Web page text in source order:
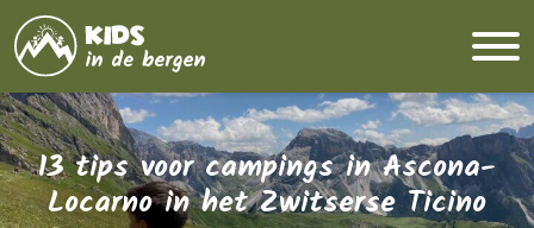
13 tips voor campings in Ascona-
Locarno in het Zwitserse Ticino